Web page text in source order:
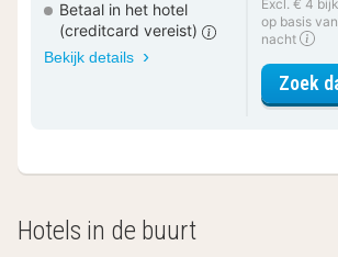
Betaal in het hotel
(creditcard vereist)
Bekijk details
Excl. € 4
op basis
nacht
Zoek
Hotels in de buurt